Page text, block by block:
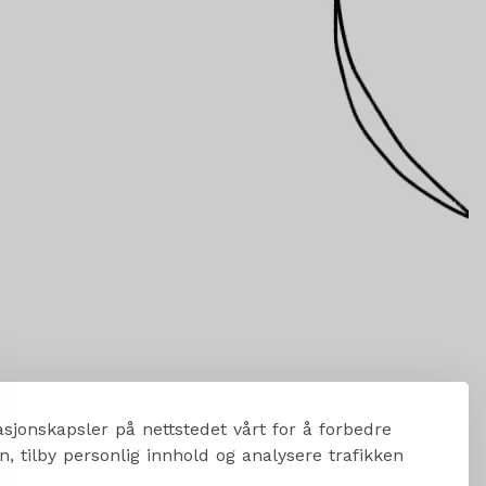
på nettstedet vårt for å forbedre
tilby personlig innhold og analysere trafikken